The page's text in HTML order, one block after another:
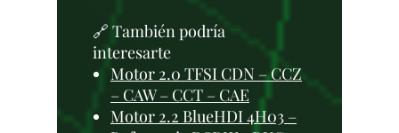
🔗 También podría
interesarte
Motor 2.0 TFSI CDN – CCZ
– CAW – CCT – CAE
Motor 2.2 BlueHDI 4H03 –